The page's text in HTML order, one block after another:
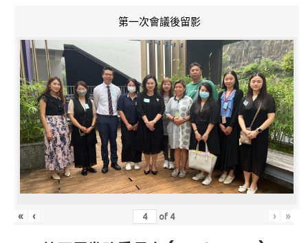
第一次會議後留影
« ‹ of 4 › »